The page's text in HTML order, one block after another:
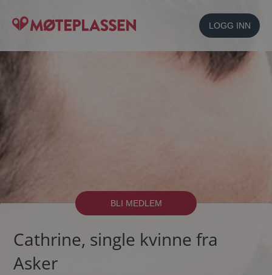
LOGG INN
BLI MEDLEM
Cathrine, single kvinne fra
Asker